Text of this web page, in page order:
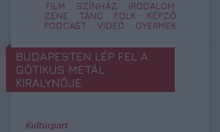
FILM SZÍNHÁZ
IRODALOM
ZENE
TÁNC FOLK
KÉPZŐ
PODCAST
VIDEÓ GYERMEK
BUDAPESTEN LÉP FEL A
GÓTIKUS METÁL
KIRÁLYNŐJE
Kultúrpart